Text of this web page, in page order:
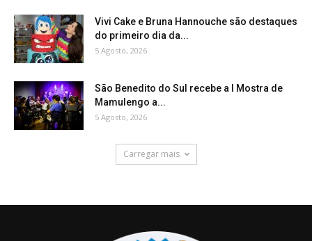
Vivi Cake e Bruna Hannouche são destaques
do primeiro dia da...
5 Agosto, 2026
São Benedito do Sul recebe a I Mostra de
Mamulengo a...
5 Agosto, 2026
Carregar mais